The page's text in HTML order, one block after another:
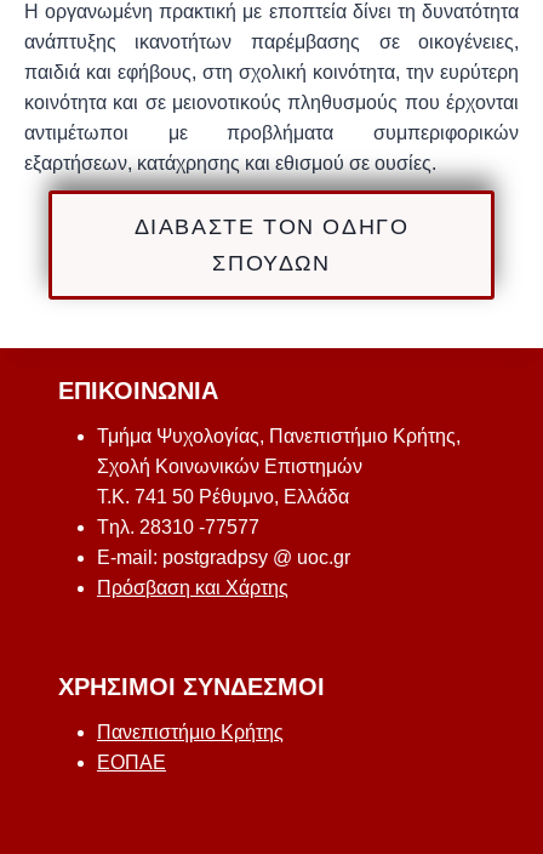
Η οργανωμένη πρακτική με εποπτεία δίνει τη δυνατότητα
ανάπτυξης ικανοτήτων παρέμβασης σε οικογένειες,
παιδιά και εφήβους, στη σχολική κοινότητα, την ευρύτερη
κοινότητα και σε μειονοτικούς πληθυσμούς που έρχονται
αντιμέτωποι με προβλήματα συμπεριφορικών
εξαρτήσεων, κατάχρησης και εθισμού σε ουσίες.
ΔΙΑΒΑΣΤΕ ΤΟΝ ΟΔΗΓΟ
ΣΠΟΥΔΩΝ
ΕΠΙΚΟΙΝΩΝΊΑ
Τμήμα Ψυχολογίας, Πανεπιστήμιο Κρήτης,
Σχολή Κοινωνικών Επιστημών
Τ.Κ. 741 50 Ρέθυμνο, Ελλάδα
Tηλ. 28310 -77577
E-mail: postgradpsy @ uoc.gr
Πρόσβαση και Χάρτης
ΧΡΉΣΙΜΟΙ ΣΎΝΔΕΣΜΟΙ
Πανεπιστήμιο Κρήτης
ΕΟΠΑΕ